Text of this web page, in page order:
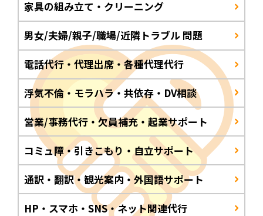
家具の組み立て・クリーニング
男女/夫婦/親子/職場/近隣トラブル 問題
電話代行・代理出席・各種代理代行
浮気不倫・モラハラ・共依存・DV相談
営業/事務代行・欠員補充・起業サポート
コミュ障・引きこもり・自立サポート
通訳・翻訳・観光案内・外国語サポート
HP・スマホ・SNS・ネット関連代行